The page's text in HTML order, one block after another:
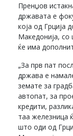
Пренџов
државата е
која од Грција
Македонија, со
ќе има
„За прв пат
држава е
земате за
автопат, за
кредити,
таа железница
што оди од